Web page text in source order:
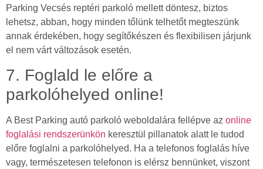
Parking Vecsés reptéri parkoló mellett döntesz, biztos
lehetsz, abban, hogy minden tőlünk telhetőt megteszünk
annak érdekében, hogy segítőkészen és flexibilisen járjunk
el nem várt változások esetén.
7. Foglald le előre a
parkolóhelyed online!
A Best Parking autó parkoló weboldalára fellépve az online
foglalási rendszerünkön keresztül pillanatok alatt le tudod
előre foglalni a parkolóhelyed. Ha a telefonos foglalás híve
vagy, természetesen telefonon is elérsz bennünket, viszont